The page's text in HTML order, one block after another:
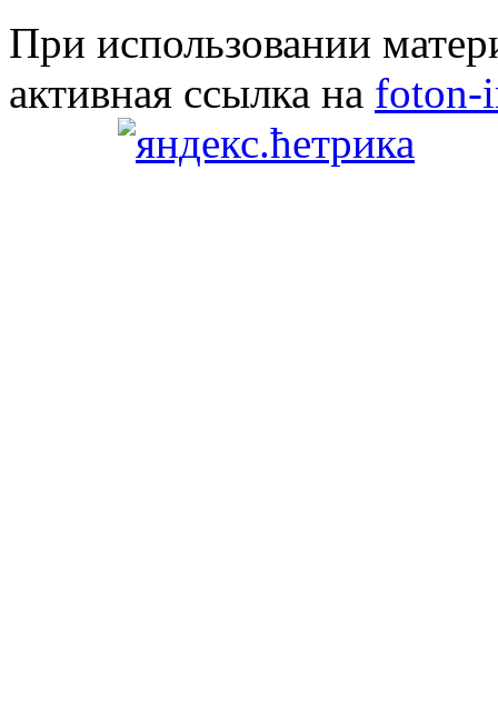
При использовании
активная ссылка на foton-